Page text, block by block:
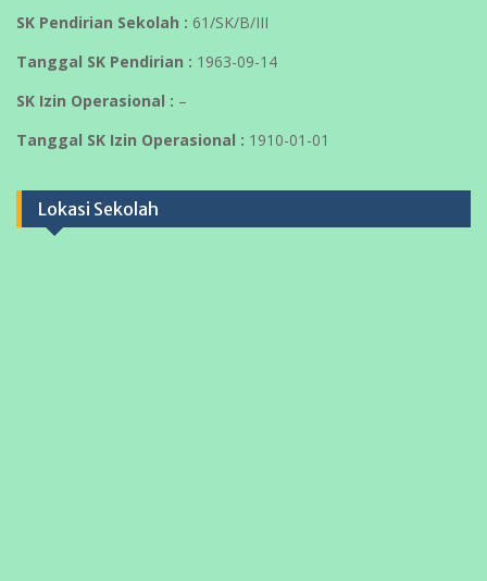
SK Pendirian Sekolah : 61/SK/B/III
Tanggal SK Pendirian : 1963-09-14
SK Izin Operasional : –
Tanggal SK Izin Operasional : 1910-01-01
Lokasi Sekolah